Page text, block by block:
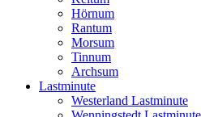
Hörnum
Rantum
Morsum
Tinnum
Archsum
Lastminute
Westerland Lastminute